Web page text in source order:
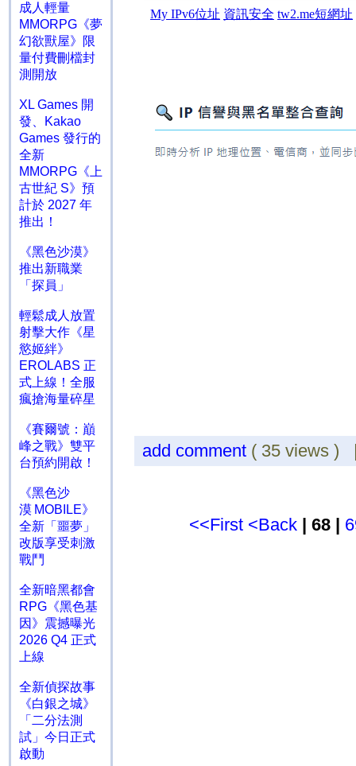
成人輕量
MMORPG《夢
幻欲獸屋》限
量付費刪檔封
測開放
XL Games 開
發、Kakao
Games 發行的
全新
MMORPG《上
古世紀 S》預
計於 2027 年
推出！
《黑色沙漠》
推出新職業
「探員」
輕鬆成人放置
射擊大作《星
慾姬絆》
EROLABS 正
式上線！全服
瘋搶海量碎星
《賽爾號：巔
峰之戰》雙平
台預約開啟！
《黑色沙
漠 MOBILE》
全新「噩夢」
改版享受刺激
戰鬥
全新暗黑都會
RPG《黑色基
因》震撼曝光
2026 Q4 正式
上線
全新偵探故事
《白銀之城》
「二分法測
試」今日正式
啟動
add comment ( 35 views
<<First <Back | 68 |